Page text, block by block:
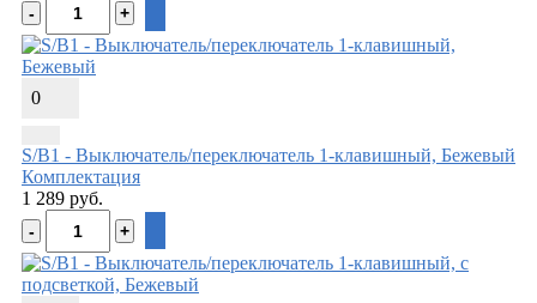
0
S/B1 - Выключатель/переключатель 1-клавишный, Бежевый
Комплектация
1 289 руб.